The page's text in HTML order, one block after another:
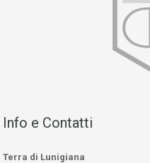
Info e Contatti
Terra di Lunigiana